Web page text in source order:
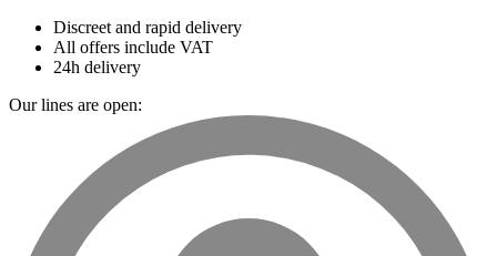
Discreet and rapid delivery
All offers include VAT
24h delivery
Our lines are open: